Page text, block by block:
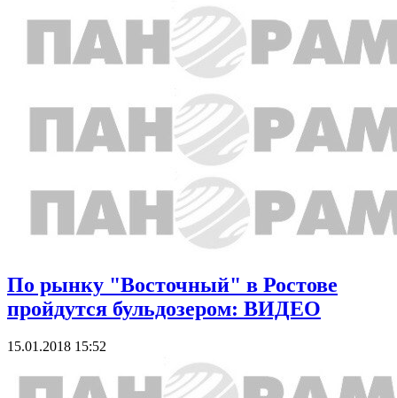
По рынку "Восточный" в Ростове
пройдутся бульдозером: ВИДЕО
15.01.2018 15:52